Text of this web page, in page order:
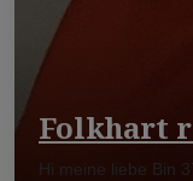
Folkhart
Hi meine liebe Bin